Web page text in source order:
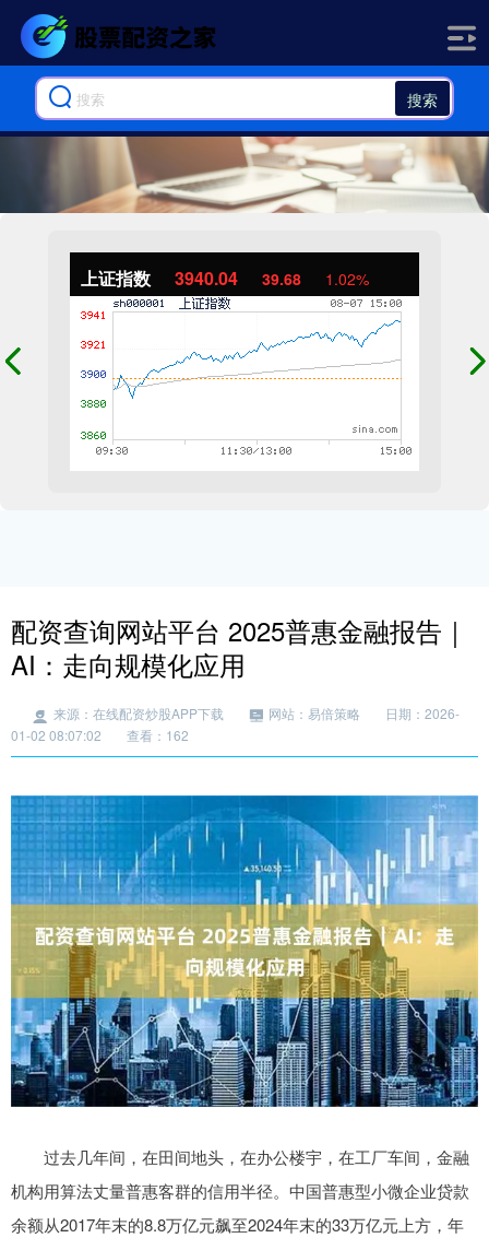
搜索
上证指数 3940.04 39.68 1.02%
配资查询网站平台 2025普惠金融报告｜
AI：走向规模化应用
来源：在线配资炒股APP下载 网站：易倍策略
日期：2026-
01-02 08:07:02
查看：162
过去几年间，在田间地头，在办公楼宇，在工厂车间，金融
机构用算法丈量普惠客群的信用半径。中国普惠型小微企业贷款
余额从2017年末的8.8万亿元飙至2024年末的33万亿元上方，年